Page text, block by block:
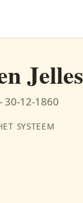
30-12-1860
SYSTEEM